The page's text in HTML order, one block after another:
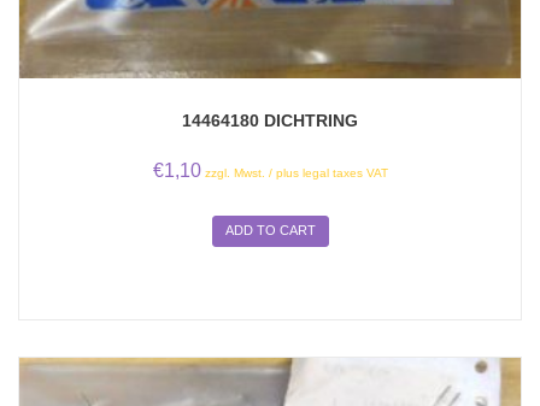
14464180 DICHTRING
€1,10 zzgl. Mwst. / plus legal taxes VAT
ADD TO CART